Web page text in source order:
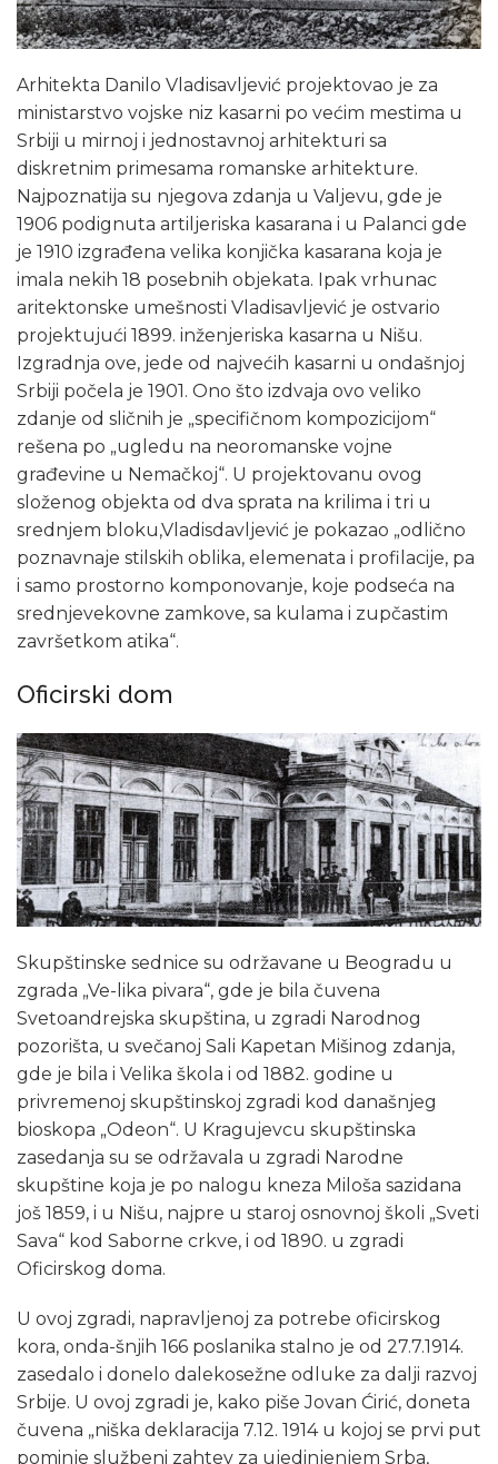
Arhitekta Danilo Vladisavljević projektovao je za
ministarstvo vojske niz kasarni po većim mestima u
Srbiji u mirnoj i jednostavnoj arhitekturi sa
diskretnim primesama romanske arhitekture.
Najpoznatija su njegova zdanja u Valjevu, gde je
1906 podignuta artiljeriska kasarana i u Palanci gde
je 1910 izgrađena velika konjička kasarana koja je
imala nekih 18 posebnih objekata. Ipak vrhunac
aritektonske umešnosti Vladisavljević je ostvario
projektujući 1899. inženjeriska kasarna u Nišu.
Izgradnja ove, jede od najvećih kasarni u ondašnjoj
Srbiji počela je 1901. Ono što izdvaja ovo veliko
zdanje od sličnih je „specifičnom kompozicijom“
rešena po „ugledu na neoromanske vojne
građevine u Nemačkoj“. U projektovanu ovog
složenog objekta od dva sprata na krilima i tri u
srednjem bloku,Vladisdavljević je pokazao „odlično
poznavnaje stilskih oblika, elemenata i profilacije, pa
i samo prostorno komponovanje, koje podseća na
srednjevekovne zamkove, sa kulama i zupčastim
završetkom atika“.
Oficirski dom
Skupštinske sednice su održavane u Beogradu u
zgrada „Ve-lika pivara“, gde je bila čuvena
Svetoandrejska skupština, u zgradi Narodnog
pozorišta, u svečanoj Sali Kapetan Mišinog zdanja,
gde je bila i Velika škola i od 1882. godine u
privremenoj skupštinskoj zgradi kod današnjeg
bioskopa „Odeon“. U Kragujevcu skupštinska
zasedanja su se održavala u zgradi Narodne
skupštine koja je po nalogu kneza Miloša sazidana
još 1859, i u Nišu, najpre u staroj osnovnoj školi „Sveti
Sava“ kod Saborne crkve, i od 1890. u zgradi
Oficirskog doma.
U ovoj zgradi, napravljenoj za potrebe oficirskog
kora, onda-šnjih 166 poslanika stalno je od 27.7.1914.
zasedalo i donelo dalekosežne odluke za dalji razvoj
Srbije. U ovoj zgradi je, kako piše Jovan Ćirić, doneta
čuvena „niška deklaracija 7.12. 1914 u kojoj se prvi put
pominje službeni zahtev za ujedinjenjem Srba,